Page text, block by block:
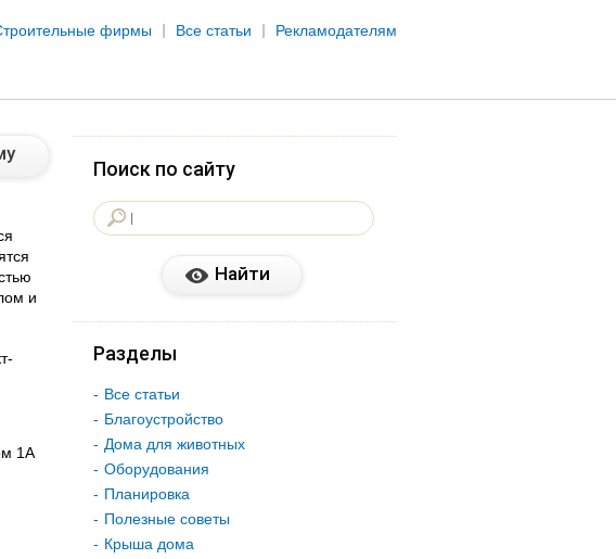
фирмы Все статьи Рекламодателям
и
1А
Поиск по сайту
Разделы
Все статьи
Благоустройство
Дома для животных
Оборудования
Планировка
Полезные советы
Крыша дома